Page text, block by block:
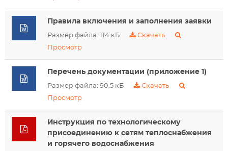
Правила включения и заполнения заявки
Размер файла: 114 кБ
Скачать
Просмотр
Перечень документации (приложение 1)
Размер файла: 90.5 кБ
Скачать
Просмотр
Инструкция по технологическому
присоединению к сетям теплоснабжения
и горячего водоснабжения